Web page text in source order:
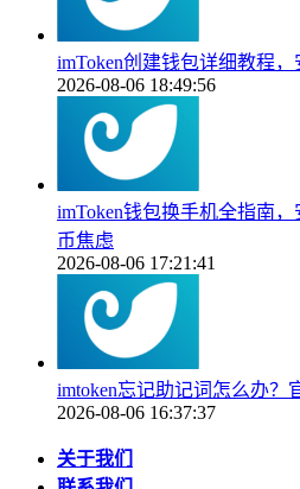
imToken创建钱包详细教程
2026-08-06 18:49:56
imToken钱包换手机全指南
币焦虑
2026-08-06 17:21:41
imtoken忘记助记词怎么办？
2026-08-06 16:37:37
关于我们